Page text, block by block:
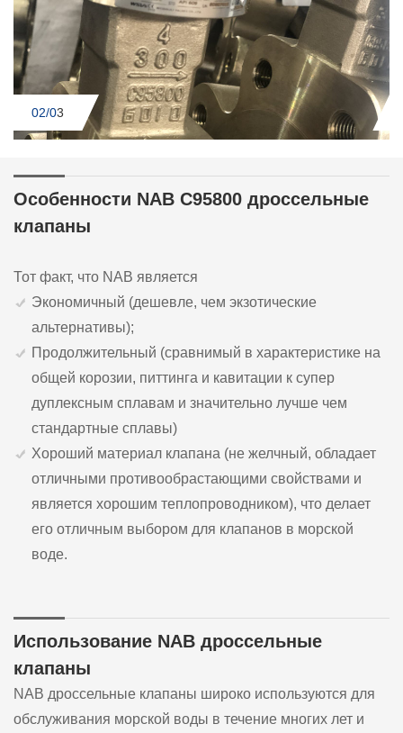
02/03
Особенности NAB C95800 дроссельные
клапаны
Тот факт, что NAB является
Экономичный (дешевле, чем экзотические
альтернативы);
Продолжительный (сравнимый в характеристике на
общей корозии, питтинга и кавитации к супер
дуплексным сплавам и значительно лучше чем
стандартные сплавы)
Хороший материал клапана (не желчный, обладает
отличными противообрастающими свойствами и
является хорошим теплопроводником), что делает
его отличным выбором для клапанов в морской
воде.
Использование NAB дроссельные
клапаны
NAB дроссельные клапаны широко используются для
обслуживания морской воды в течение многих лет и